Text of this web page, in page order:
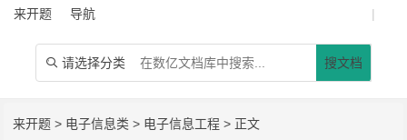
来开题 导航 |
 请选择分类 搜文档
来开题 > 电子信息类 > 电子信息工程 > 正文